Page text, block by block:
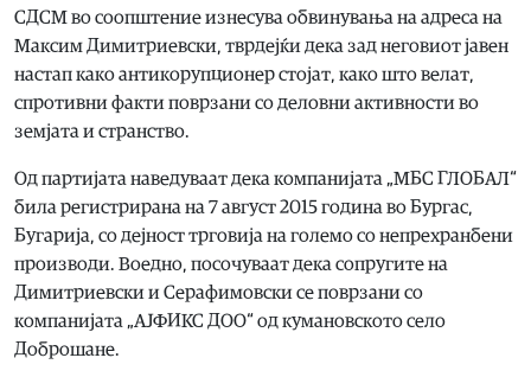
СДСМ во соопштение изнесува обвинувања на адреса на
Максим Димитриевски, тврдејќи дека зад неговиот јавен
настап како антикорупционер стојат, како што велат,
спротивни факти поврзани со деловни активности во
земјата и странство.
Од партијата наведуваат дека компанијата „МБС ГЛОБАЛ“
била регистрирана на 7 август 2015 година во Бургас,
Бугарија, со дејност трговија на големо со непрехранбени
производи. Воедно, посочуваат дека сопругите на
Димитриевски и Серафимовски се поврзани со
компанијата „АЈФИКС ДОО“ од кумановското село
Доброшане.